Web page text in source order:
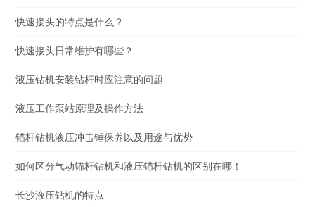
快速接头的特点是什么？
快速接头日常维护有哪些？
液压钻机安装钻杆时应注意的问题
液压工作泵站原理及操作方法
锚杆钻机液压冲击锤保养以及用途与优势
如何区分气动锚杆钻机和液压锚杆钻机的区别在哪！
长沙液压钻机的特点